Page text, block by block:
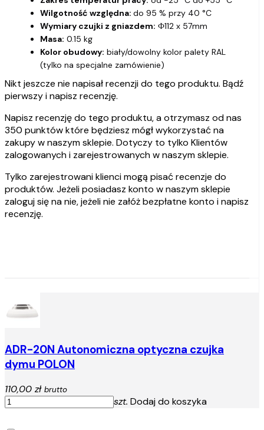
Wilgotność względna: do 95 % przy 40 °C
Wymiary czujki z gniazdem: Ф112 x 57mm
Masa: 0.15 kg
Kolor obudowy: biały/dowolny kolor palety RAL
(tylko na specjalne zamówienie)
Nikt jeszcze nie napisał recenzji do tego produktu. Bądź
pierwszy i napisz recenzję.
Napisz recenzję do tego produktu, a otrzymasz od nas
350 punktów które będziesz mógł wykorzystać na
zakupy w naszym sklepie. Dotyczy to tylko Klientów
zalogowanych i zarejestrowanych w naszym sklepie.
Tylko zarejestrowani klienci mogą pisać recenzje do
produktów. Jeżeli posiadasz konto w naszym sklepie
zaloguj się na nie, jeżeli nie załóż bezpłatne konto i napisz
recenzję.
ADR-20N Autonomiczna optyczna czujka
dymu POLON
110,00 zł brutto
szt. Dodaj do koszyka